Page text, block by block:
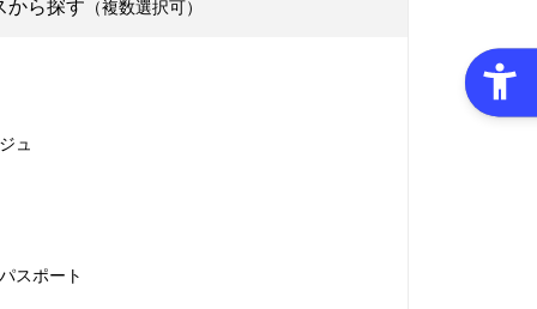
から探す （複数選択可）
ュ
スポート